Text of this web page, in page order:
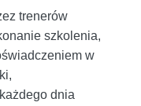
trenerów
szkolenia,
w
dnia